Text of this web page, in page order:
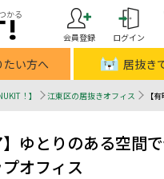
かる
会員登録
ログイン
たい方へ 居抜き
！】 江東区の居抜きオフィス 【有明エリア】
】ゆとりのある空間
オフィス